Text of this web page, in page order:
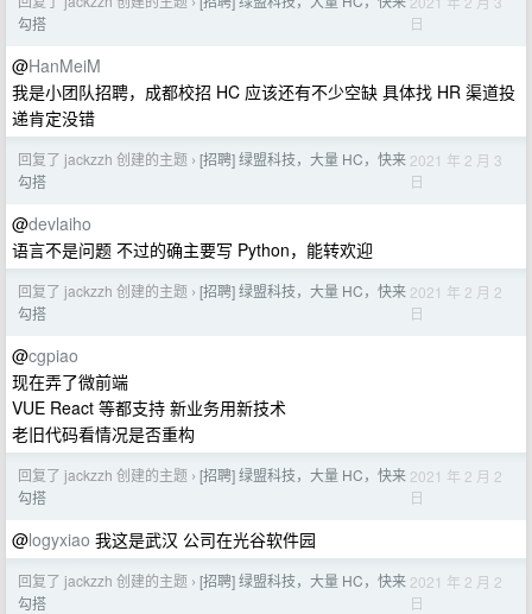
勾搭
日
@HanMeiM
我是小团队招聘，成都校招 HC 应该还有不少空缺 具体找 HR 渠道投
递肯定没错
回复了 jackzzh 创建的主题 › [招聘] 绿盟科技，大量 HC，快来
勾搭
2021 年 2 月 3
日
@devlaiho
语言不是问题 不过的确主要写 Python，能转欢迎
回复了 jackzzh 创建的主题 › [招聘] 绿盟科技，大量 HC，快来
勾搭
2021 年 2 月 2
日
@cgpiao
现在弄了微前端
VUE React 等都支持 新业务用新技术
老旧代码看情况是否重构
回复了 jackzzh 创建的主题 › [招聘] 绿盟科技，大量 HC，快来
勾搭
2021 年 2 月 2
日
@logyxiao 我这是武汉 公司在光谷软件园
回复了 jackzzh 创建的主题 › [招聘] 绿盟科技，大量 HC，快来
勾搭
2021 年 2 月 2
日